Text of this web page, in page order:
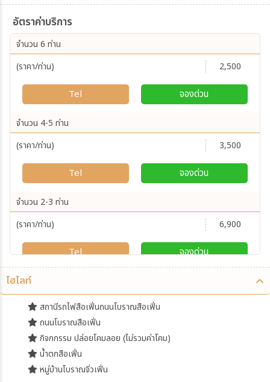
อัตราค่าบริการ
จำนวน 6 ท่าน
(ราคา/ท่าน)
2,500
Tel จองด่วน
จำนวน 4-5 ท่าน
(ราคา/ท่าน)
3,500
Tel จองด่วน
จำนวน 2-3 ท่าน
(ราคา/ท่าน)
6,900
Tel จองด่วน
ไฮไลท์
สถานีรถไฟสือเฟิ่นถนนโบราณสือเฟิ่น
ถนนโบราณสือเฟิ่น
กิจกกรรม ปล่อยโคมลอย (ไม่รวมค่าโคม)
น้ำตกสือเฟิ่น
หมู่บ้านโบราณจิ่วเฟิ่น